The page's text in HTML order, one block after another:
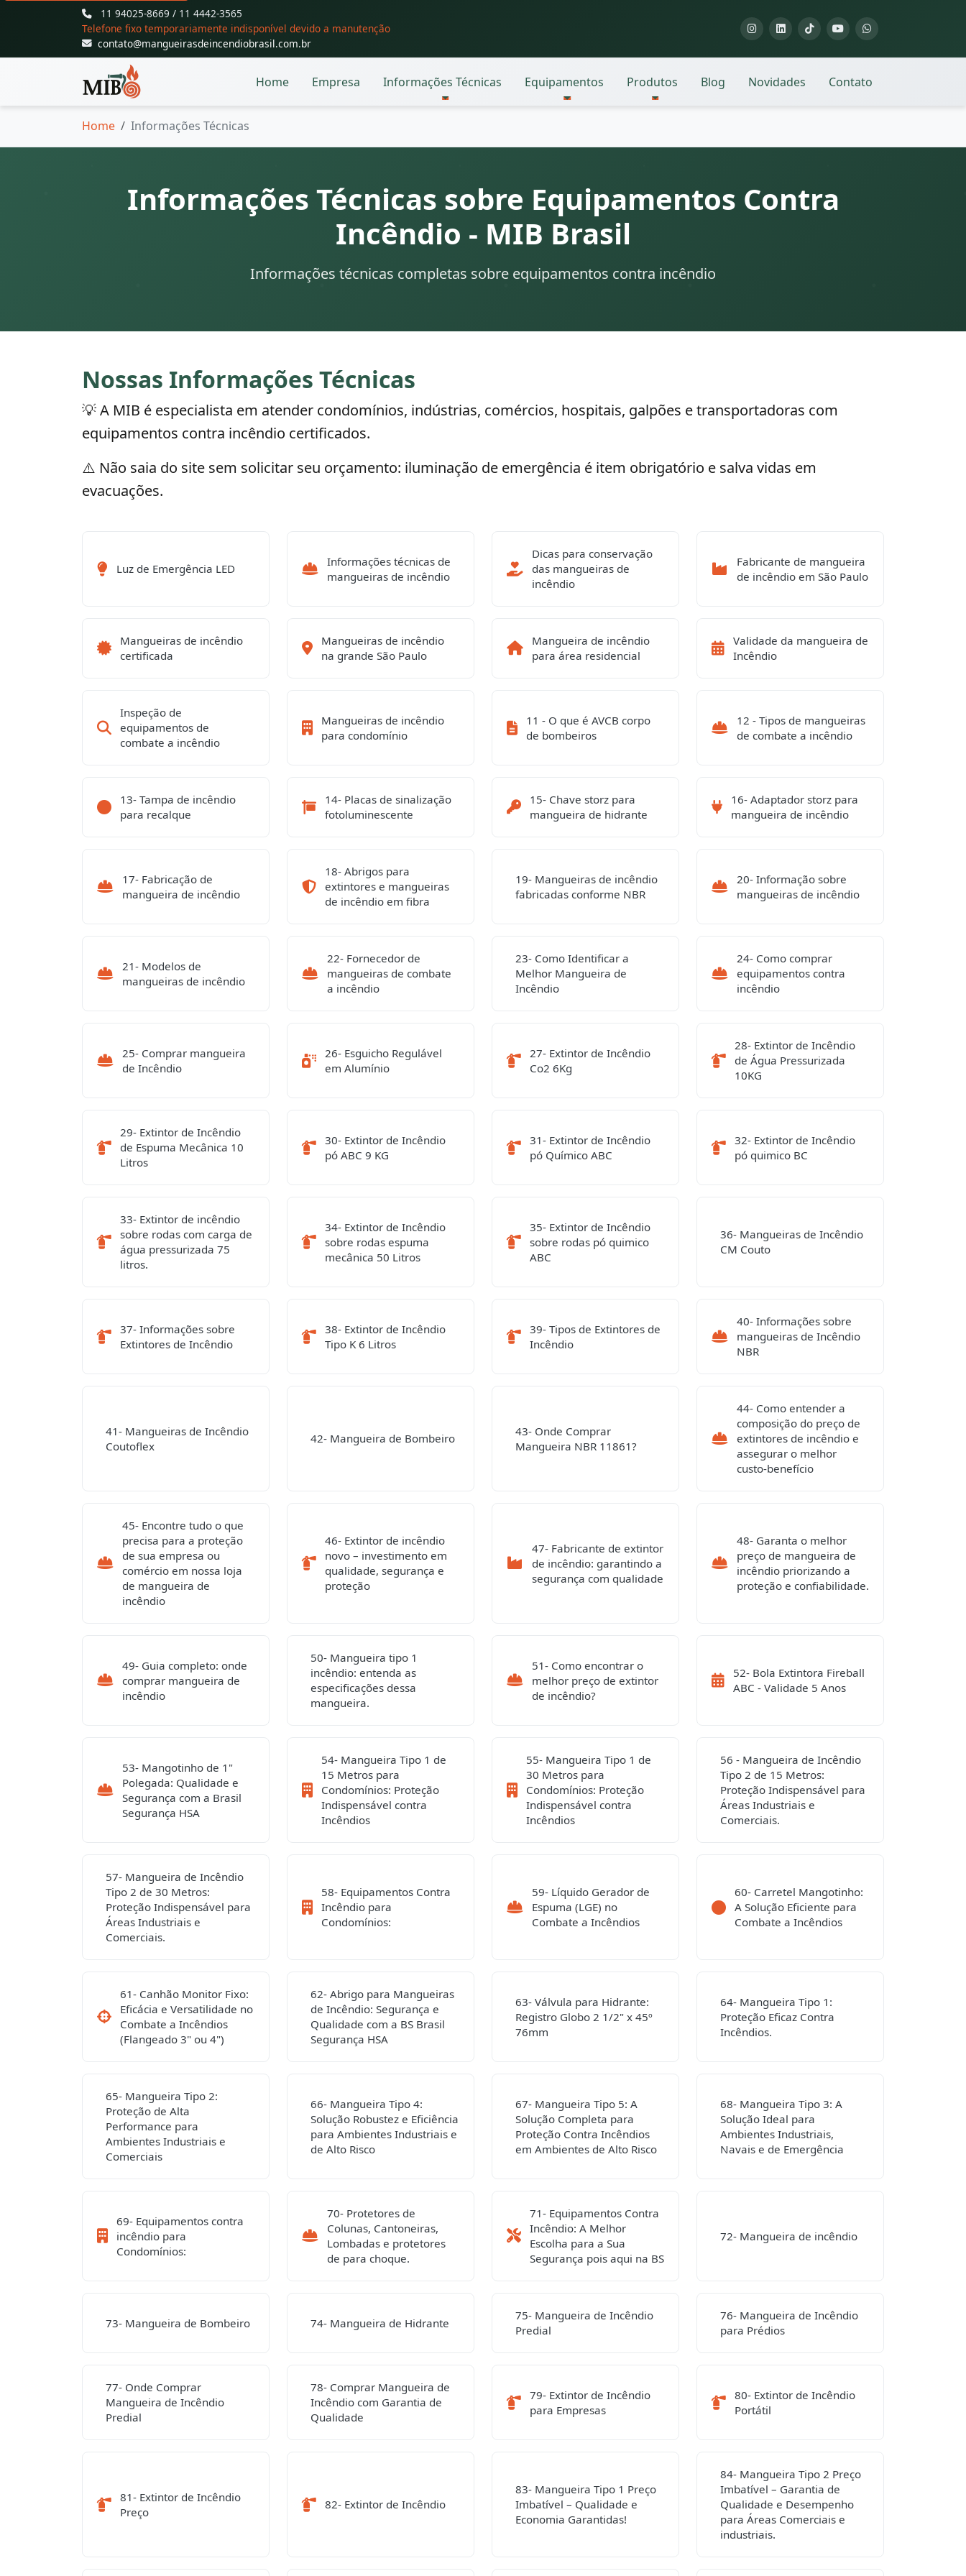
11 94025-8669 / 11 4442-3565
Telefone fixo temporariamente indisponível devido a manutenção
contato@mangueirasdeincendiobrasil.com.br
Home Empresa Informações Técnicas Equipamentos Produtos Blog Novidades Contato
Home Informações Técnicas
Informações Técnicas sobre Equipamentos Contra
Incêndio - MIB Brasil
Informações técnicas completas sobre equipamentos contra incêndio
Nossas Informações Técnicas
💡 A MIB é especialista em atender condomínios, indústrias, comércios, hospitais, galpões e transportadoras com
equipamentos contra incêndio certificados.
⚠️ Não saia do site sem solicitar seu orçamento: iluminação de emergência é item obrigatório e salva vidas em
evacuações.
Luz de Emergência LED
Informações técnicas de
mangueiras de incêndio
Dicas para conservação
das mangueiras de
incêndio
Fabricante de mangueira
de incêndio em São Paulo
Mangueiras de incêndio
certificada
Mangueiras de incêndio
na grande São Paulo
Mangueira de incêndio
para área residencial
Validade da mangueira de
Incêndio
Inspeção de
equipamentos de
combate a incêndio
Mangueiras de incêndio
para condomínio
11 - O que é AVCB corpo
de bombeiros
12 - Tipos de mangueiras
de combate a incêndio
13- Tampa de incêndio
para recalque
14- Placas de sinalização
fotoluminescente
15- Chave storz para
mangueira de hidrante
16- Adaptador storz para
mangueira de incêndio
17- Fabricação de
mangueira de incêndio
18- Abrigos para
extintores e mangueiras
de incêndio em fibra
19- Mangueiras de incêndio
fabricadas conforme NBR
20- Informação sobre
mangueiras de incêndio
21- Modelos de
mangueiras de incêndio
22- Fornecedor de
mangueiras de combate
a incêndio
23- Como Identificar a
Melhor Mangueira de
Incêndio
24- Como comprar
equipamentos contra
incêndio
25- Comprar mangueira
de Incêndio
26- Esguicho Regulável
em Alumínio
27- Extintor de Incêndio
Co2 6Kg
28- Extintor de Incêndio
de Água Pressurizada
10KG
29- Extintor de Incêndio
de Espuma Mecânica 10
Litros
30- Extintor de Incêndio
pó ABC 9 KG
31- Extintor de Incêndio
pó Químico ABC
32- Extintor de Incêndio
pó quimico BC
33- Extintor de incêndio
sobre rodas com carga de
água pressurizada 75
litros.
34- Extintor de Incêndio
sobre rodas espuma
mecânica 50 Litros
35- Extintor de Incêndio
sobre rodas pó quimico
ABC
36- Mangueiras de Incêndio
CM Couto
37- Informações sobre
Extintores de Incêndio
38- Extintor de Incêndio
Tipo K 6 Litros
39- Tipos de Extintores de
Incêndio
40- Informações sobre
mangueiras de Incêndio
NBR
41- Mangueiras de Incêndio
Coutoflex
42- Mangueira de Bombeiro
43- Onde Comprar
Mangueira NBR 11861?
44- Como entender a
composição do preço de
extintores de incêndio e
assegurar o melhor
custo-benefício
45- Encontre tudo o que
precisa para a proteção
de sua empresa ou
comércio em nossa loja
de mangueira de
incêndio
46- Extintor de incêndio
novo – investimento em
qualidade, segurança e
proteção
47- Fabricante de extintor
de incêndio: garantindo a
segurança com qualidade
48- Garanta o melhor
preço de mangueira de
incêndio priorizando a
proteção e confiabilidade.
49- Guia completo: onde
comprar mangueira de
incêndio
50- Mangueira tipo 1
incêndio: entenda as
especificações dessa
mangueira.
51- Como encontrar o
melhor preço de extintor
de incêndio?
52- Bola Extintora Fireball
ABC - Validade 5 Anos
53- Mangotinho de 1"
Polegada: Qualidade e
Segurança com a Brasil
Segurança HSA
54- Mangueira Tipo 1 de
15 Metros para
Condomínios: Proteção
Indispensável contra
Incêndios
55- Mangueira Tipo 1 de
30 Metros para
Condomínios: Proteção
Indispensável contra
Incêndios
56 - Mangueira de Incêndio
Tipo 2 de 15 Metros:
Proteção Indispensável para
Áreas Industriais e
Comerciais.
57- Mangueira de Incêndio
Tipo 2 de 30 Metros:
Proteção Indispensável para
Áreas Industriais e
Comerciais.
58- Equipamentos Contra
Incêndio para
Condomínios:
59- Líquido Gerador de
Espuma (LGE) no
Combate a Incêndios
60- Carretel Mangotinho:
A Solução Eficiente para
Combate a Incêndios
61- Canhão Monitor Fixo:
Eficácia e Versatilidade no
Combate a Incêndios
(Flangeado 3" ou 4")
62- Abrigo para Mangueiras
de Incêndio: Segurança e
Qualidade com a BS Brasil
Segurança HSA
63- Válvula para Hidrante:
Registro Globo 2 1/2" x 45º
76mm
64- Mangueira Tipo 1:
Proteção Eficaz Contra
Incêndios.
65- Mangueira Tipo 2:
Proteção de Alta
Performance para
Ambientes Industriais e
Comerciais
66- Mangueira Tipo 4:
Solução Robustez e Eficiência
para Ambientes Industriais e
de Alto Risco
67- Mangueira Tipo 5: A
Solução Completa para
Proteção Contra Incêndios
em Ambientes de Alto Risco
68- Mangueira Tipo 3: A
Solução Ideal para
Ambientes Industriais,
Navais e de Emergência
69- Equipamentos contra
incêndio para
Condomínios:
70- Protetores de
Colunas, Cantoneiras,
Lombadas e protetores
de para choque.
71- Equipamentos Contra
Incêndio: A Melhor
Escolha para a Sua
Segurança pois aqui na BS
72- Mangueira de incêndio
73- Mangueira de Bombeiro 74- Mangueira de Hidrante
75- Mangueira de Incêndio
Predial
76- Mangueira de Incêndio
para Prédios
77- Onde Comprar
Mangueira de Incêndio
Predial
78- Comprar Mangueira de
Incêndio com Garantia de
Qualidade
79- Extintor de Incêndio
para Empresas
80- Extintor de Incêndio
Portátil
81- Extintor de Incêndio
Preço
82- Extintor de Incêndio
83- Mangueira Tipo 1 Preço
Imbatível – Qualidade e
Economia Garantidas!
84- Mangueira Tipo 2 Preço
Imbatível – Garantia de
Qualidade e Desempenho
para Áreas Comerciais e
industriais.